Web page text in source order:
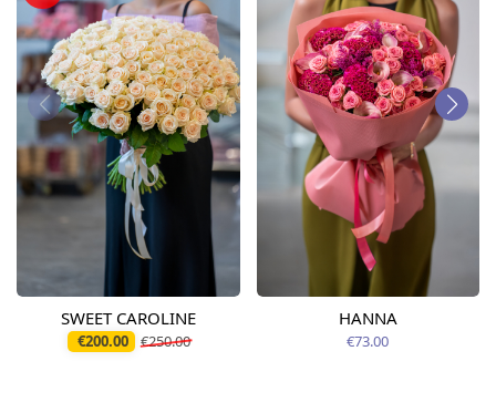
SWEET CAROLINE
€200.00 €250.00
HANNA
€73.00